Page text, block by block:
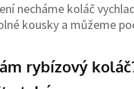
necháme koláč
kousky a můžeme
rybízový